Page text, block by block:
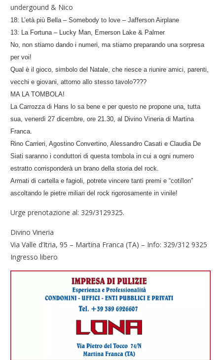
undergound & Nico
18: L’età più Bella – Somebody to love – Jafferson Airplane
13: La Fortuna – Lucky Man, Emerson Lake & Palmer
No, non stiamo dando i numeri, ma stiamo preparando una sorpresa
per voi!
Qual è il gioco, simbolo del Natale, che riesce a riunire amici, parenti,
vecchi e giovani, attorno allo stesso tavolo????
MA LA TOMBOLA!
La Carrozza di Hans lo sa bene e per questo ne propone una, tutta
sua, venerdì 27 dicembre, ore 21.30, al Divino Vineria di Martina
Franca.
Rino Carrieri, Agostino Convertino, Alessandro Casati e Claudia De
Siati saranno i conduttori di questa tombola in cui a ogni numero
estratto corrisponderà un brano della storia del rock.
Armati di cartella e fagioli, potrete vincere tanti premi e “cotillon”
ascoltando le pietre miliari del rock rigorosamente in vinile!
Urge prenotazione al: 329/3129325.
Divino Vineria
Via Valle d’Itria, 95 – Martina Franca (TA) – Info: 329/312 9325
Ingresso libero